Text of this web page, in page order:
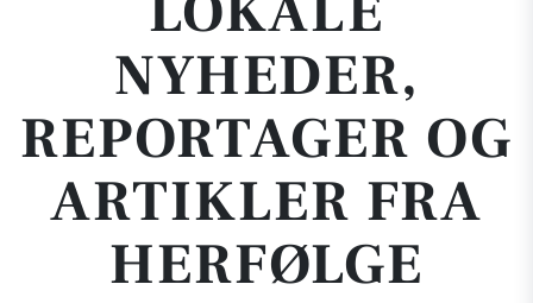
NYHEDER,
REPORTAGER OG
ARTIKLER FRA
HERFØLGE